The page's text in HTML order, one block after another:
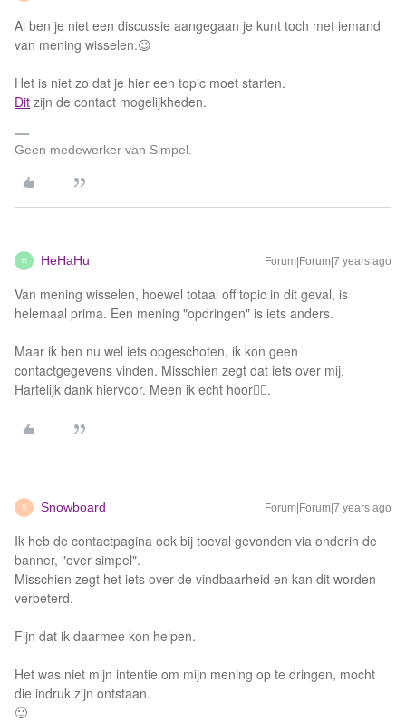
Al ben je niet een discussie aangegaan je kunt toch met iemand
van mening wisselen.😉
Het is niet zo dat je hier een topic moet starten.
Dit zijn de contact mogelijkheden.
Geen medewerker van Simpel.
H HeHaHu Forum|Forum|7 years ago
Van mening wisselen, hoewel totaal off topic in dit geval, is
helemaal prima. Een mening "opdringen" is iets anders.
Maar ik ben nu wel iets opgeschoten, ik kon geen
contactgegevens vinden. Misschien zegt dat iets over mij.
Hartelijk dank hiervoor. Meen ik echt hoor👍🏼.
S Snowboard Forum|Forum|7 years ago
Ik heb de contactpagina ook bij toeval gevonden via onderin de
banner, "over simpel".
Misschien zegt het iets over de vindbaarheid en kan dit worden
verbeterd.
Fijn dat ik daarmee kon helpen.
Het was niet mijn intentie om mijn mening op te dringen, mocht
die indruk zijn ontstaan.
🙂